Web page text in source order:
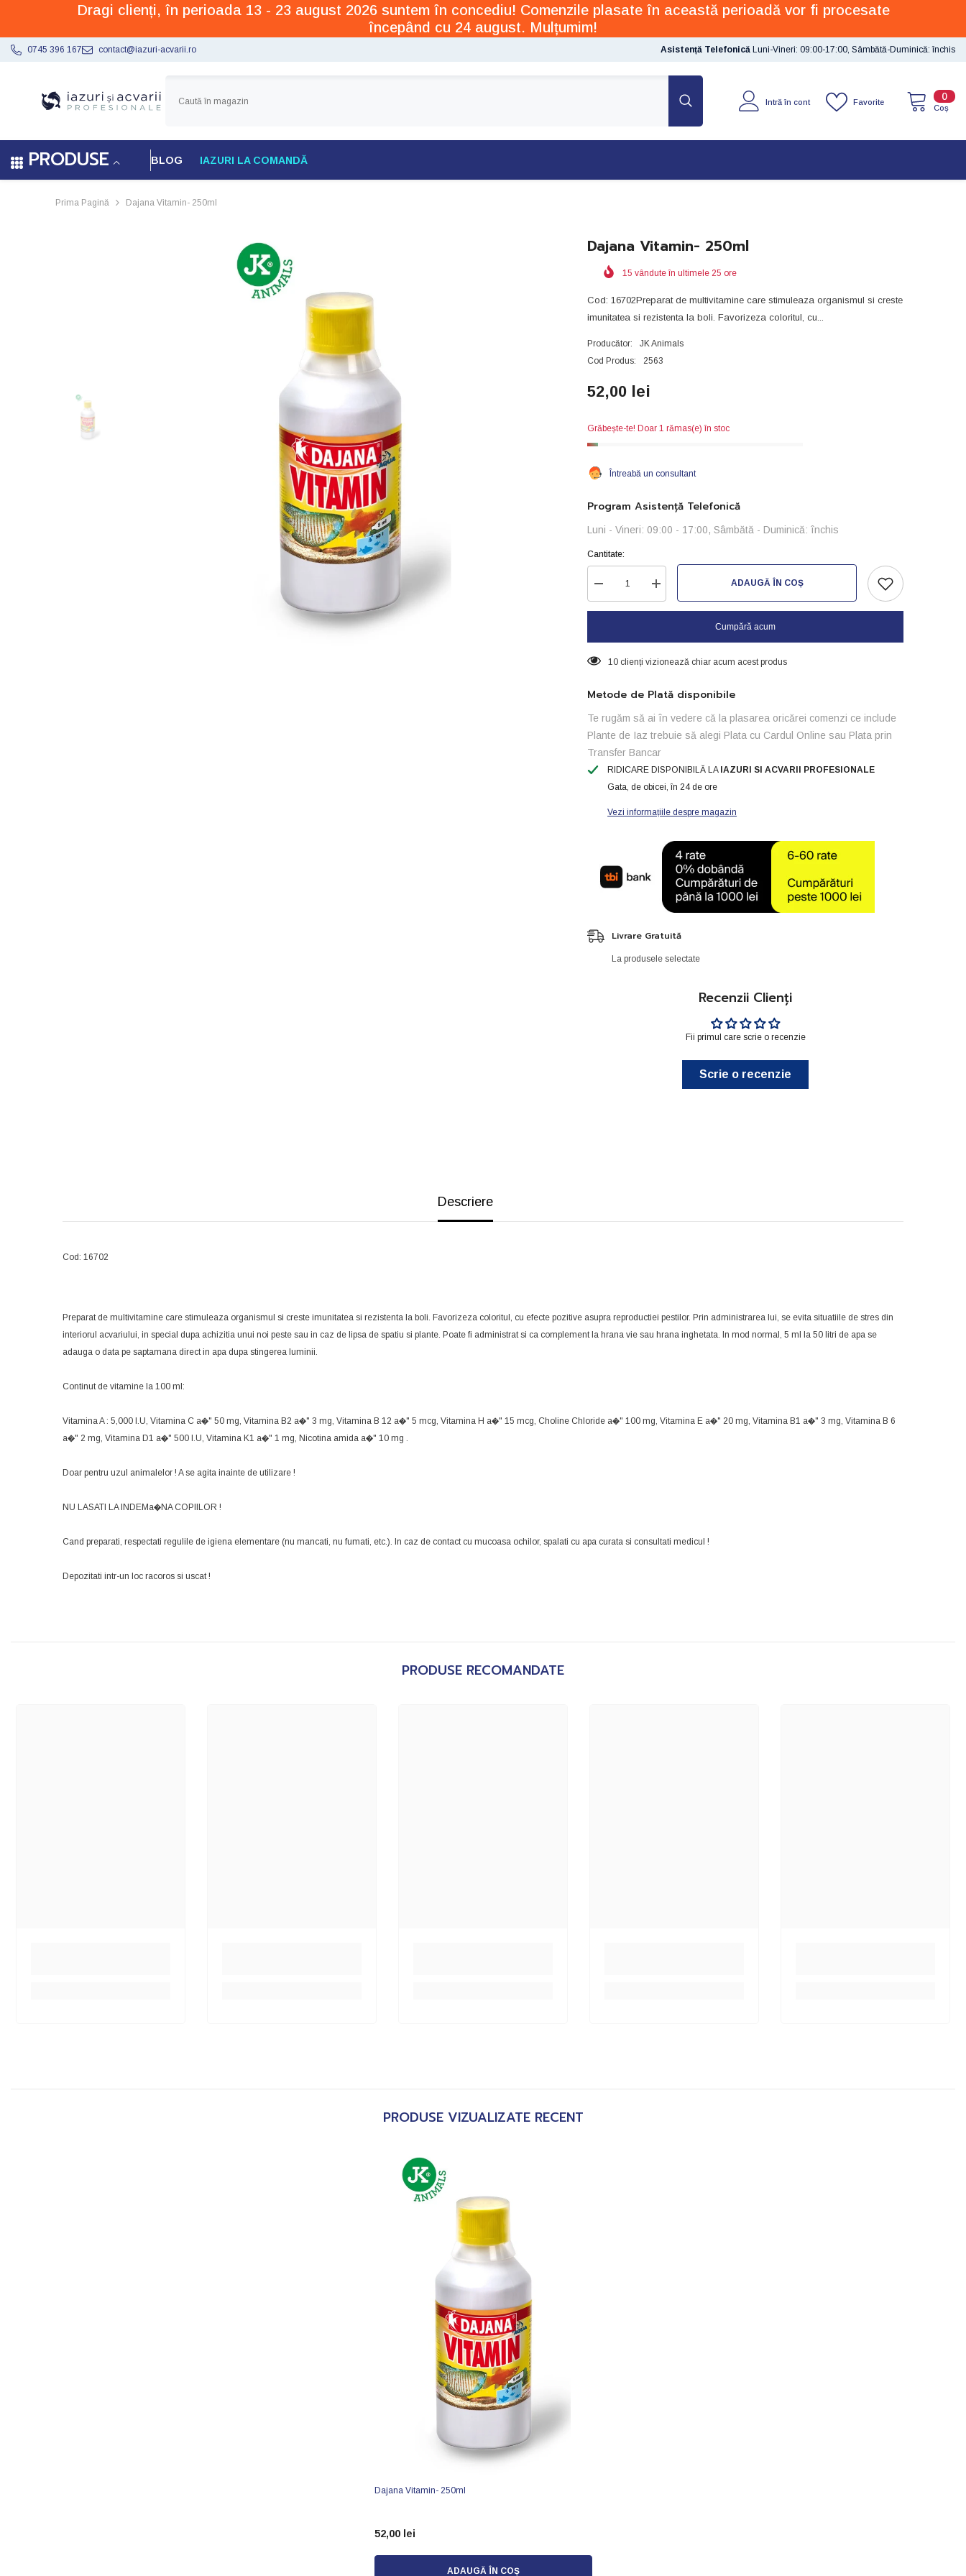
SARI LA CONȚINUTDragi clienți, în perioada 13 - 23 august 2026 suntem în concediu! Comenzile plasate în această perioadă vor fi procesate
începând cu 24 august. Mulțumim!
0745 396 167 contact@iazuri-acvarii.ro Asistență Telefonică Luni-Vineri: 09:00-17:00, Sâmbătă-Duminică: închis
00
Coș
Favorite
Intră în cont
PRODUSE BLOG IAZURI LA COMANDĂ
Prima Pagină Dajana Vitamin- 250ml
Dajana Vitamin- 250ml
15 vândute în ultimele25 ore
Cod: 16702Preparat de multivitamine care stimuleaza organismul si creste
imunitatea si rezistenta la boli. Favorizeza coloritul, cu...
Producător:
JK Animals
Cod Produs:
2563
52,00 lei
Grăbește-te! Doar 1 rămas(e) în stoc
Întreabă un consultant
Program Asistență Telefonică
Luni - Vineri: 09:00 - 17:00, Sâmbătă - Duminică: închis
Cantitate:
Reduceți
cantitatea
pentru
250ml
Creșteți
cantitatea
pentru
250ml
ADAUGĂ ÎN COȘ
Cumpără acum
10 clienți vizionează chiar acum acest produs
Metode de Plată disponibile
Te rugăm să ai în vedere că la plasarea oricărei comenzi ce include
Plante de Iaz trebuie să alegi Plata cu Cardul Online sau Plata prin
Transfer Bancar
RIDICARE DISPONIBILĂ LA IAZURI SI ACVARII PROFESIONALE
Gata, de obicei, în 24 de ore
Vezi informațiile despre magazin
Livrare Gratuită
La produsele selectate
Recenzii Clienți
Fii primul care scrie o recenzie
Scrie o recenzie
Descriere
Cod: 16702
Preparat de multivitamine care stimuleaza organismul si creste imunitatea si rezistenta la boli. Favorizeza coloritul, cu efecte pozitive asupra reproductiei pestilor. Prin administrarea lui, se evita situatiile de stres din
interiorul acvariului, in special dupa achizitia unui noi peste sau in caz de lipsa de spatiu si plante. Poate fi administrat si ca complement la hrana vie sau hrana inghetata. In mod normal, 5 ml la 50 litri de apa se
adauga o data pe saptamana direct in apa dupa stingerea luminii.
Continut de vitamine la 100 ml:
Vitamina A : 5,000 I.U, Vitamina C a�" 50 mg, Vitamina B2 a�" 3 mg, Vitamina B 12 a�" 5 mcg, Vitamina H a�" 15 mcg, Choline Chloride a�" 100 mg, Vitamina E a�" 20 mg, Vitamina B1 a�" 3 mg, Vitamina B 6
a�" 2 mg, Vitamina D1 a�" 500 I.U, Vitamina K1 a�" 1 mg, Nicotina amida a�" 10 mg .
Doar pentru uzul animalelor ! A se agita inainte de utilizare !
NU LASATI LA INDEMa�NA COPIILOR !
Cand preparati, respectati regulile de igiena elementare (nu mancati, nu fumati, etc.). In caz de contact cu mucoasa ochilor, spalati cu apa curata si consultati medicul !
Depozitati intr-un loc racoros si uscat !
PRODUSE RECOMANDATE
PRODUSE VIZUALIZATE RECENT
Dajana Vitamin- 250ml
52,00 lei
ADAUGĂ ÎN COȘ